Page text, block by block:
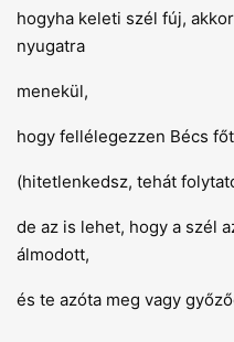
hogyha keleti szél fúj,
nyugatra
menekül,
hogy fellélegezzen Bécs
(hitetlenkedsz, tehát
de az is lehet, hogy a szél
álmodott,
és te azóta meg vagy